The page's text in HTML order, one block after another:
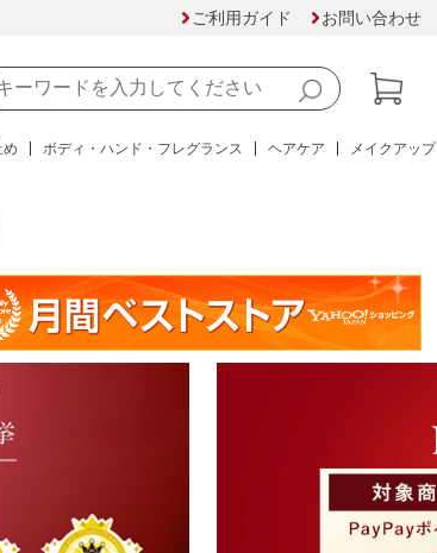
ご利用ガイド お問い合わせ
め ボディ・ハンド・フレグランス ヘアケア メイクアップ